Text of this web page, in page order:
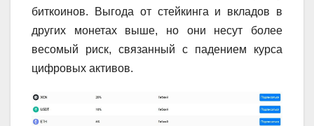
биткоинов. Выгода от стейкинга и вкладов в
других монетах выше, но они несут более
весомый риск, связанный с падением курса
цифровых активов.